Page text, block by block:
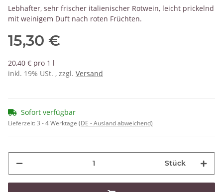
Lebhafter, sehr frischer italienischer Rotwein, leicht prickelnd
mit weinigem Duft nach roten Früchten.
15,30 €
20,40 € pro 1 l
inkl. 19% USt. , zzgl. Versand
Sofort verfügbar
Lieferzeit:3 - 4 Werktage (DE - Ausland abweichend)
Stück